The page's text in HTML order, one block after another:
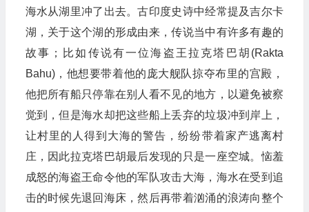
海水从湖里冲了出去。古印度史诗中经常提及吉尔卡
湖，关于这个湖的形成由来，传说当中有许多有趣的
故事；比如传说有一位海盗王拉克塔巴胡(Rakta
Bahu)，他想要带着他的庞大舰队掠夺布里的宫殿，
他把所有船只停靠在别人看不见的地方，以避免被察
觉到，但是海水却把这些船上丢弃的垃圾冲到岸上，
让村里的人得到大海的警告，纷纷带着家产逃离村
庄，因此拉克塔巴胡最后发现的只是一座空城。恼羞
成怒的海盗王命令他的军队攻击大海，海水在受到追
击的时候先退回海床，然后再带着汹涌的浪涛向整个